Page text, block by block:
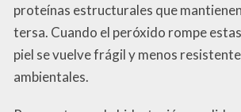
proteínas estructurales que
tersa. Cuando el peróxido rompe
piel se vuelve frágil y menos
ambientales.